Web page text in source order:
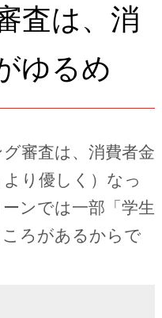
査は、消
ゆるめ
審査は、消費者金
り優しく）なっ
ンでは一部「学生
ろがあるからで